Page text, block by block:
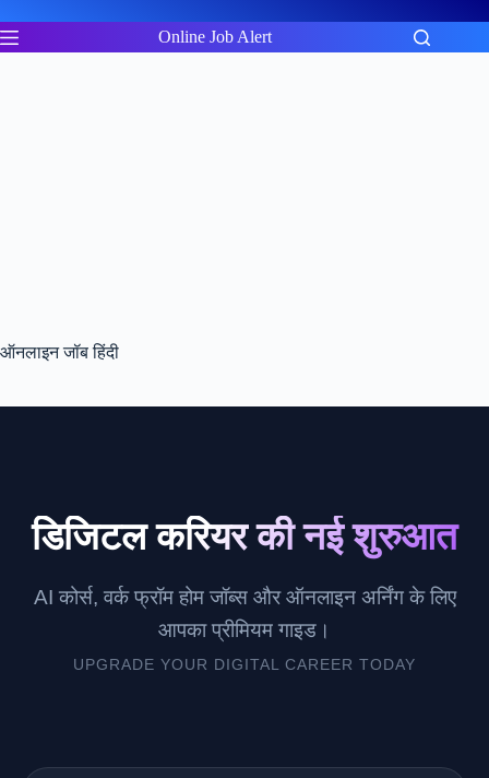
to
content
Online Job Alert
ऑनलाइन जॉब हिंदी
डिजिटल करियर की नई शुरुआत
AI कोर्स, वर्क फ्रॉम होम जॉब्स और ऑनलाइन अर्निंग के लिए
आपका प्रीमियम गाइड।
UPGRADE YOUR DIGITAL CAREER TODAY